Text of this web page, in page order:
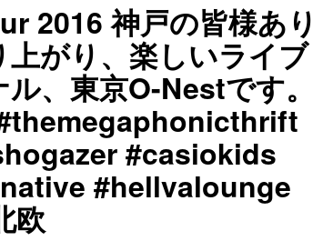
2016 神戸の皆様あり
がり、楽しいライブ
、東京O-Nestです。
#casiokids
#hellvalounge
欧